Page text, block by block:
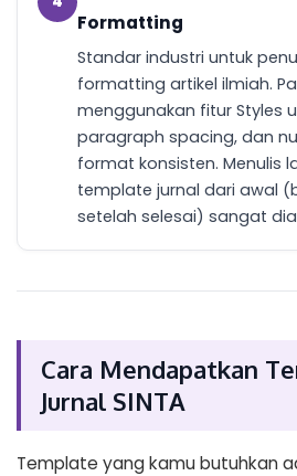
Formatting
Standar industri untuk
formatting artikel ilmiah.
menggunakan fitur Styles
paragraph spacing, dan
format konsisten. Menulis
template jurnal dari awal
setelah selesai) sangat
Cara Mendapatkan
Jurnal SINTA
Template yang kamu butuhkan